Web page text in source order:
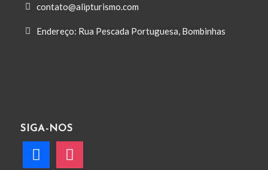
contato@alipturismo.com
Endereço: Rua Pescada Portuguesa, Bombinhas
SIGA-NOS